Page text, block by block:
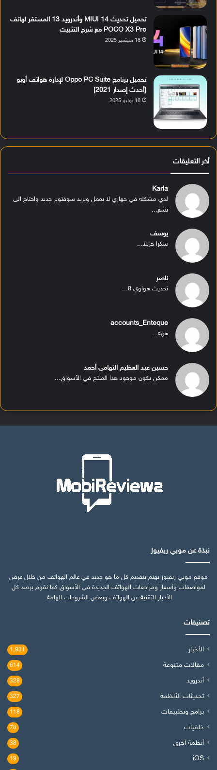
تحميل تحديث MIUI 14 وأندرويد 13 المستقر لهاتف
POCO X3 Pro مع شرح التثبيت
18 سبتمبر 2025
تحميل برنامج Oppo PC Suite لإدارة هواتف أوبو
[أحدث إصدار 2021]
18 يوليو 2025
أخر التعليقات
Karla
لدي مشكله في جهازي لا يعمل ويريد سوفتوير جديد واحتاج الى
تشغ...
يوسف
شكرا جزيلا...
ناصر
تحديث هواوي 8...
accounts_Enteque
ههه...
حسين عبد العظيم التهامى أحمد
ممكن يكون موجود هذا المنتج في الأسواق...
نبذة عن موبي ريفيوز
موقع موبي ريفيوز يهتم بتقديم كل ما هو جديد في عالم الهواتف من خلال عرض
لمواصفات وأسعار ومراجعات الهواتف الجديدة في الأسواق كما نقوم برصد كل
الأخبار التقنية عن الهواتف وبعض الشروحات الهامة.
تصنيفات
الأخبار 1٬931
مقالات متنوعة 614
أندرويد 328
تحديثات الأنظمة 327
برامج وتطبيقات 118
خلفيات 78
أنظمة أخرى 38
iOS
19